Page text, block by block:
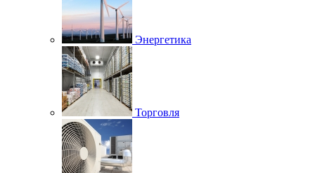
Энергетика
Торговля